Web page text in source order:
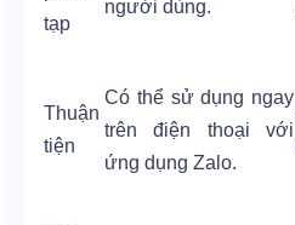
tạp
người dùng.
Thuận
tiện
Có thể sử dụng ngay
trên điện thoại với
ứng dụng Zalo.